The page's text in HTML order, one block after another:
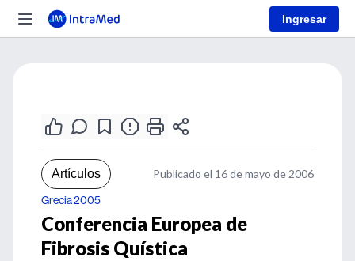
Ingresar
Artículos Publicado el 16 de mayo de 2006
Grecia 2005
Conferencia Europea de
Fibrosis Quística